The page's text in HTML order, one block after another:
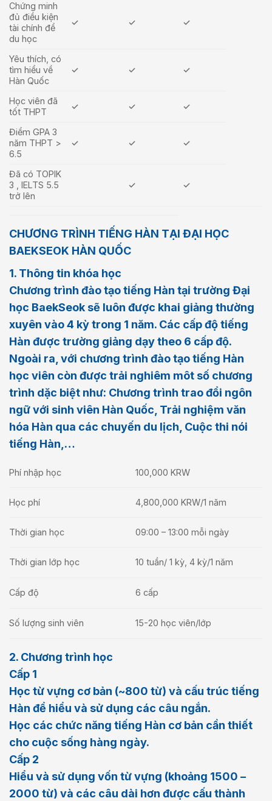
Chứng minh
đủ điều kiện
tài chính để
du học
✓ ✓ ✓
Yêu thích, có
tìm hiểu về
Hàn Quốc
✓ ✓ ✓
Học viên đã
tốt THPT
✓ ✓ ✓
Điểm GPA 3
năm THPT >
6.5
✓ ✓ ✓
Đã có TOPIK
3 , IELTS 5.5
trở lên
✓ ✓
CHƯƠNG TRÌNH TIẾNG HÀN TẠI ĐẠI HỌC
BAEKSEOK HÀN QUỐC
1. Thông tin khóa học
Chương trình đào tạo tiếng Hàn tại trường Đại
học BaekSeok sẽ luôn được khai giảng thường
xuyên vào 4 kỳ trong 1 năm. Các cấp độ tiếng
Hàn được trường giảng dạy theo 6 cấp độ.
Ngoài ra, với chương trình đào tạo tiếng Hàn
học viên còn được trải nghiêm môt số chương
trình dặc biệt như: Chương trình trao đổi ngôn
ngữ với sinh viên Hàn Quốc, Trải nghiệm văn
hóa Hàn qua các chuyến du lịch, Cuộc thi nói
tiếng Hàn,…
Phí nhập học 100,000 KRW
Học phí 4,800,000 KRW/1 năm
Thời gian học 09:00 – 13:00 mỗi ngày
Thời gian lớp học 10 tuần/ 1 kỳ, 4 kỳ/1 năm
Cấp độ 6 cấp
Số lượng sinh viên 15-20 học viên/lớp
2. Chương trình học
Cấp 1
Học từ vựng cơ bản (~800 từ) và cấu trúc tiếng
Hàn để hiểu và sử dụng các câu ngắn.
Học các chức năng tiếng Hàn cơ bản cần thiết
cho cuộc sống hàng ngày.
Cấp 2
Hiểu và sử dụng vốn từ vựng (khoảng 1500 –
2000 từ) và các câu dài hơn được cấu thành